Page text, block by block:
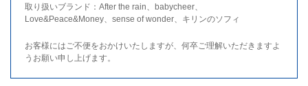
取り扱いブランド：After the rain、babycheer、
Love&Peace&Money、sense of wonder、キリンのソフィ
お客様にはご不便をおかけいたしますが、何卒ご理解いただきますよ
うお願い申し上げます。